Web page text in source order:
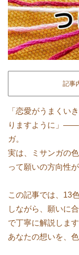
記事
「恋愛がうまくい
りますように」——
ガ。
実は、ミサンガの
って願いの方向性
この記事では、13
しながら、願いに
で丁寧に解説します
あなたの想いを、